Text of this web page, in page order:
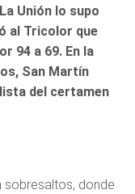
Unión lo supo
al Tricolor que
94 a 69. En la
San Martín
del certamen
sobresaltos, donde